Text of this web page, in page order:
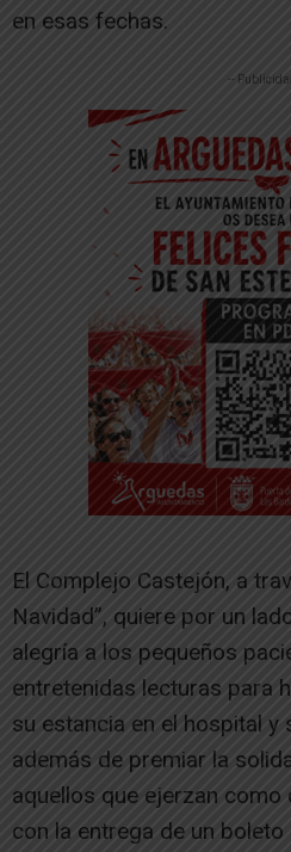
en esas fechas.
--
El Complejo Castejón, a
Navidad”, quiere por un
alegría a los pequeños
entretenidas lecturas para
su estancia en el hospital y
además de premiar la
aquellos que ejerzan
con la entrega de un boleto